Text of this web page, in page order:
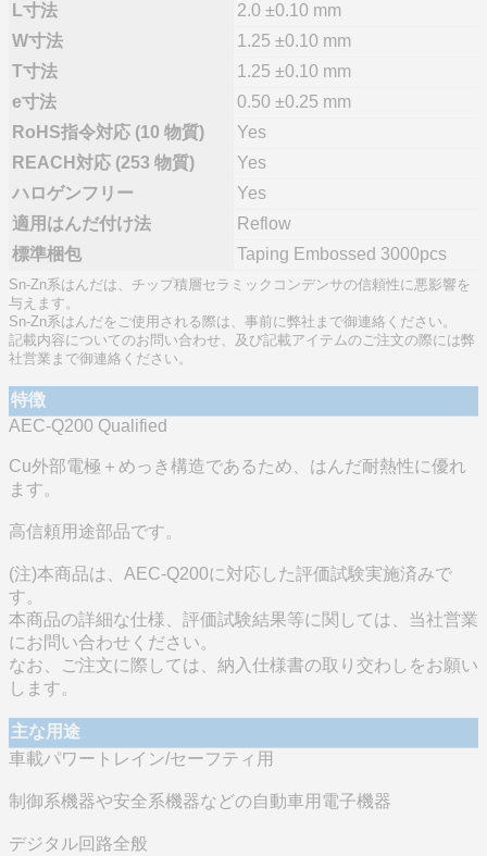
L寸法
2.0 ±0.10 mm
W寸法
1.25 ±0.10 mm
T寸法
1.25 ±0.10 mm
e寸法
0.50 ±0.25 mm
RoHS指令対応 (10 物質)
Yes
REACH対応 (253 物質)
Yes
ハロゲンフリー
Yes
適用はんだ付け法
Reflow
標準梱包
Taping Embossed 3000pcs
Sn-Zn系はんだは、チップ積層セラミックコンデンサの信頼性に悪影響を
与えます。
Sn-Zn系はんだをご使用される際は、事前に弊社まで御連絡ください。
記載内容についてのお問い合わせ、及び記載アイテムのご注文の際には弊
社営業まで御連絡ください。
特徴
AEC-Q200 Qualified
Cu外部電極＋めっき構造であるため、はんだ耐熱性に優れ
ます。
高信頼用途部品です。
(注)本商品は、AEC-Q200に対応した評価試験実施済みで
す。
本商品の詳細な仕様、評価試験結果等に関しては、当社営業
にお問い合わせください。
なお、ご注文に際しては、納入仕様書の取り交わしをお願い
します。
主な用途
車載パワートレイン/セーフティ用
制御系機器や安全系機器などの自動車用電子機器
デジタル回路全般